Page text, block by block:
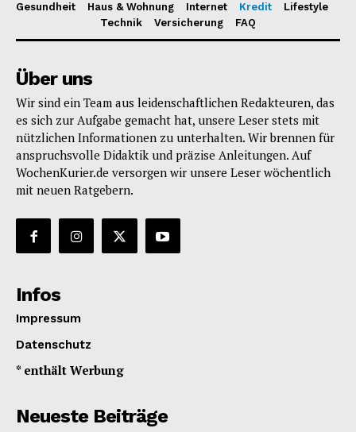
Gesundheit
Haus & Wohnung Internet Kredit
Lifestyle
Technik
Versicherung FAQ
Über uns
Wir sind ein Team aus leidenschaftlichen Redakteuren, das
es sich zur Aufgabe gemacht hat, unsere Leser stets mit
nützlichen Informationen zu unterhalten. Wir brennen für
anspruchsvolle Didaktik und präzise Anleitungen. Auf
WochenKurier.de versorgen wir unsere Leser wöchentlich
mit neuen Ratgebern.
Infos
Impressum
Datenschutz
* enthält Werbung
Neueste Beiträge